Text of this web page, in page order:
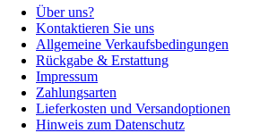
Über uns?
Kontaktieren Sie uns
Allgemeine Verkaufsbedingungen
Rückgabe & Erstattung
Impressum
Zahlungsarten
Lieferkosten und Versandoptionen
Hinweis zum Datenschutz